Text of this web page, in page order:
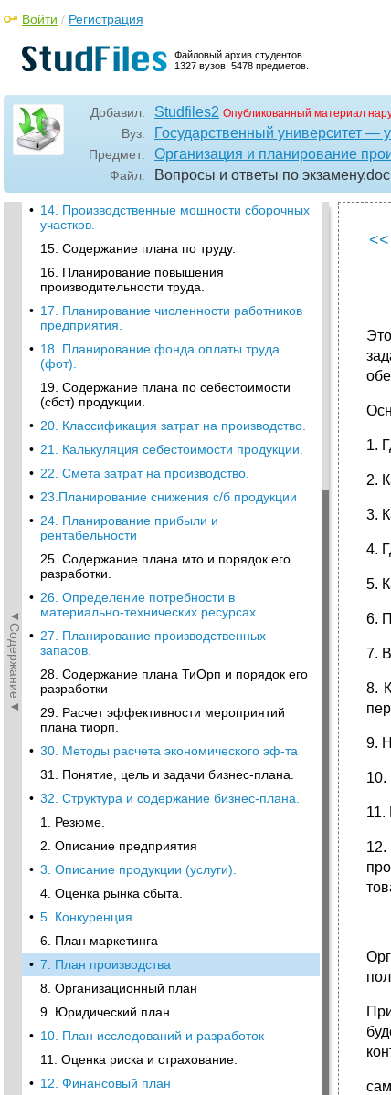
Файловый архив студентов.
1327 вузов, 5478 предметов.
Войти / Регистрация
Добавил: Studfiles2 Опубликованный материал
Вуз: Государственный университет
Предмет: Организация и планирование
Файл: Вопросы и ответы по экзамену.doc
◄Содержание◄
функционирования системы норм и
• 11. Назначение производственной
программы и порядок ее разработки.
10. Структура и функции органов
планирования на предприятии.
• 12. Показатели производственной
программы и их расчет.
13. Понятие производственной мощности
• 14. Производственные мощности сборочных
участков.
15. Содержание плана по труду.
16. Планирование повышения
производительности труда.
• 17. Планирование численности работников
предприятия.
• 18. Планирование фонда оплаты труда
(фот).
19. Содержание плана по себестоимости
(сбст) продукции.
• 20. Классификация затрат на производство.
• 21. Калькуляция себестоимости продукции.
• 22. Смета затрат на производство.
• 23.Планирование снижения с/б продукции
• 24. Планирование прибыли и
рентабельности
25. Содержание плана мто и порядок его
разработки.
• 26. Определение потребности в
материально-технических ресурсах.
• 27. Планирование производственных
запасов.
28. Содержание плана ТиОрп и порядок его
разработки
29. Расчет эффективности мероприятий
плана тиорп.
• 30. Методы расчета экономического эф-та
31. Понятие, цель и задачи бизнес-плана.
• 32. Структура и содержание бизнес-плана.
1. Резюме.
2. Описание предприятия
• 3. Описание продукции (услуги).
4. Оценка рынка сбыта.
• 5. Конкуренция
6. План маркетинга
• 7. План производства
8. Организационный план
9. Юридический план
• 10. План исследований и разработок
11. Оценка риска и страхование.
• 12. Финансовый план
<<
1.
2.
3.
4.
5.
6.
7.
8.
9.
10.
11.
12.